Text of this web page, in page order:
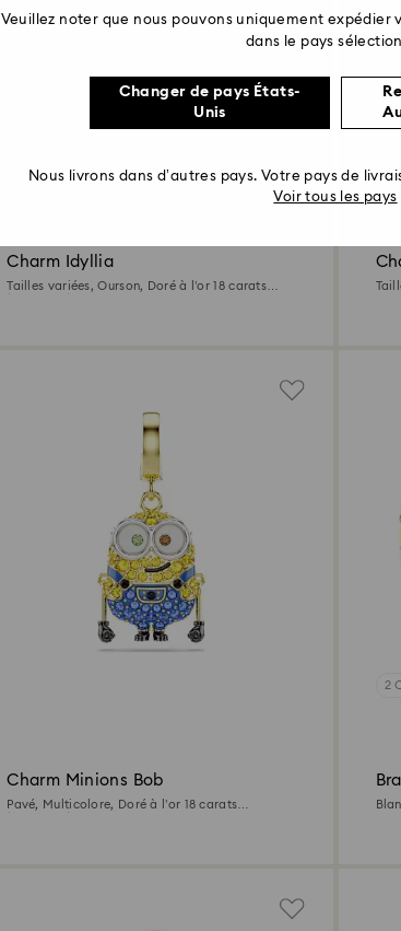
Charm Idyllia
Tailles variées, Ourson, Doré à l’or 18 carats
Charm Minions Bob
Pavé, Multicolore, Doré à l’or 18 carats
2
Veuillez noter que nous pouvons uniquement expédier
dans le pays
Changer de pays États-
Unis
Nous livrons dans d’autres pays. Votre pays de
Voir tous les pays